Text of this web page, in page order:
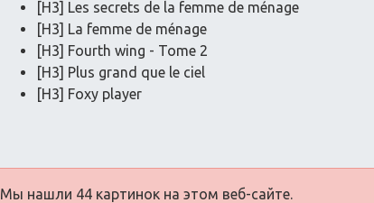
[H3] Les secrets de la femme de ménage
[H3] La femme de ménage
[H3] Fourth wing - Tome 2
[H3] Plus grand que le ciel
[H3] Foxy player
Мы нашли 44 картинок на этом веб-сайте.